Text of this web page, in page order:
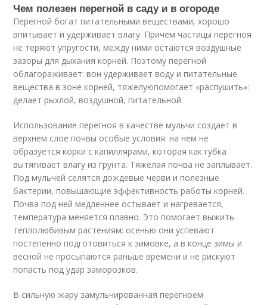
Чем полезен перегной в саду и в огороде
Перегной богат питательными веществами, хорошо
впитывает и удерживает влагу. Причем частицы перегноя
не теряют упругости, между ними остаются воздушные
зазоры для дыхания корней. Поэтому перегной
облагораживает: вон удерживает воду и питательные
вещества в зоне корней, тяжелуюпомогает «распушить»:
делает рыхлой, воздушной, питательной.
Использование перегноя в качестве мульчи создает в
верхнем слое почвы особые условия: на нем не
образуется корки с капиллярами, которая как губка
вытягивает влагу из грунта. Тяжелая почва не заплывает.
Под мульчей селятся дождевые черви и полезные
бактерии, повышающие эффективность работы корней.
Почва под ней медленнее остывает и нагревается,
температура меняется плавно. Это помогает выжить
теплолюбивым растениям: осенью они успевают
постепенно подготовиться к зимовке, а в конце зимы и
весной не просыпаются раньше времени и не рискуют
попасть под удар заморозков.
В сильную жару замульчированная перегноем